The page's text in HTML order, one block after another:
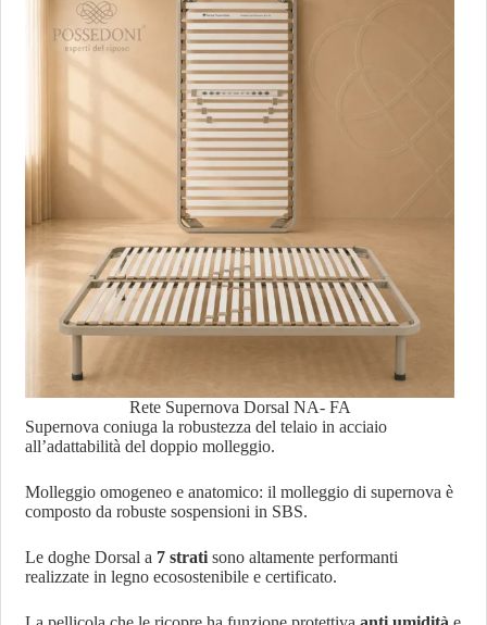
Rete Supernova Dorsal NA- FA
Supernova coniuga la robustezza del telaio in acciaio
all’adattabilità del doppio molleggio.
Molleggio omogeneo e anatomico: il molleggio di supernova è
composto da robuste sospensioni in SBS.
Le doghe Dorsal a 7 strati sono altamente performanti
realizzate in legno ecosostenibile e certificato.